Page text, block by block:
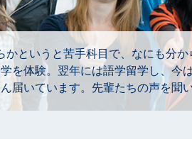
かというと苦手科目で、なにも分
を体験。翌年には語学留学し、今
届いています。先輩たちの声を聞